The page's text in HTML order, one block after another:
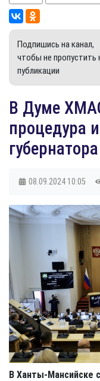
Подпишись на канал,
чтобы не пропустить
публикации
В Думе
процедура
08.09.2024 10:05
В Ханты-Мансийске